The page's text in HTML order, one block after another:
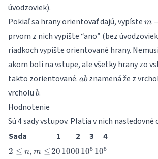
úvodzoviek).
Pokiaľ sa hrany orientovať dajú, vypíste m
prvom z nich vypíšte “ano” (bez
riadkoch vypíšte orientované hrany.
akom boli na vstupe, ale všetky hrany zo
takto zorientované. a
abznamená že z
vrcholu b
b.
Hodnotenie
Sú 4 sady vstupov. Platia v nich nasledovné
Sada
1 2 3 4
2
2 ≤ n, m ≤ 20
20 1000
1000 10^5
105 10^5
105